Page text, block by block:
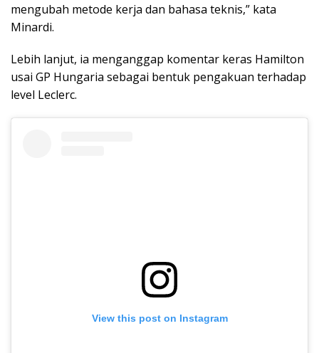
mengubah metode kerja dan bahasa teknis,” kata
Minardi.
Lebih lanjut, ia menganggap komentar keras Hamilton
usai GP Hungaria sebagai bentuk pengakuan terhadap
level Leclerc.
View this post on Instagram